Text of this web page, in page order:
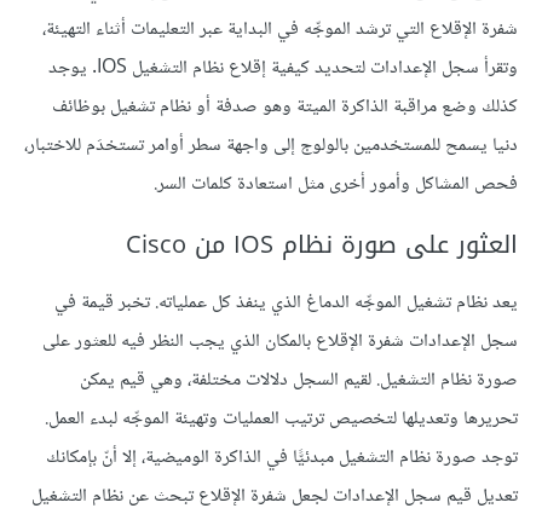
شفرة الإقلاع التي ترشد الموجِّه في البداية عبر التعليمات أثناء التهيئة،
وتقرأ سجل الإعدادات لتحديد كيفية إقلاع نظام التشغيل IOS. يوجد
كذلك وضع مراقبة الذاكرة الميتة وهو صدفة أو نظام تشغيل بوظائف
دنيا يسمح للمستخدمين بالولوج إلى واجهة سطر أوامر تستخدَم للاختبار،
فحص المشاكل وأمور أخرى مثل استعادة كلمات السر.
العثور على صورة نظام IOS من Cisco
يعد نظام تشغيل الموجِّه الدماغ الذي ينفذ كل عملياته. تخبر قيمة في
سجل الإعدادات شفرة الإقلاع بالمكان الذي يجب النظر فيه للعثور على
صورة نظام التشغيل. لقيم السجل دلالات مختلفة، وهي قيم يمكن
تحريرها وتعديلها لتخصيص ترتيب العمليات وتهيئة الموجِّه لبدء العمل.
توجد صورة نظام التشغيل مبدئيًّا في الذاكرة الوميضية، إلا أنّ بإمكانك
تعديل قيم سجل الإعدادات لجعل شفرة الإقلاع تبحث عن نظام التشغيل